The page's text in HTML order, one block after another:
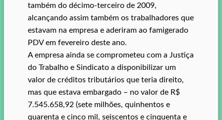
também do décimo-terceiro de 2009,
alcançando assim também os trabalhadores que
estavam na empresa e aderiram ao famigerado
PDV em fevereiro deste ano.
A empresa ainda se comprometeu com a Justiça
do Trabalho e Sindicato a disponibilizar um
valor de créditos tributários que teria direito,
mas que estava embargado – no valor de R$
7.545.658,92 (sete milhões, quinhentos e
quarenta e cinco mil, seiscentos e cinquenta e